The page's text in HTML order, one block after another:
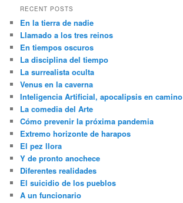
r
h
RECENT POSTS
En la tierra de nadie
Llamado a los tres reinos
En tiempos oscuros
La disciplina del tiempo
La surrealista oculta
Venus en la caverna
Inteligencia Artificial, apocalipsis en camino
La comedia del Arte
Cómo prevenir la próxima pandemia
Extremo horizonte de harapos
El pez llora
Y de pronto anochece
Diferentes realidades
El suicidio de los pueblos
A un funcionario